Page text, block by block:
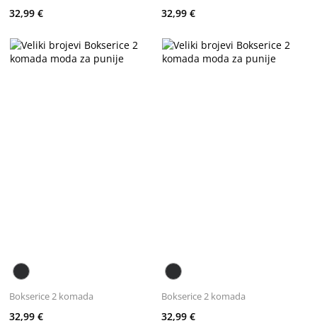
32,99 € 32,99 €
Bokserice 2 komada
32,99 €
Bokserice 2 komada
32,99 €